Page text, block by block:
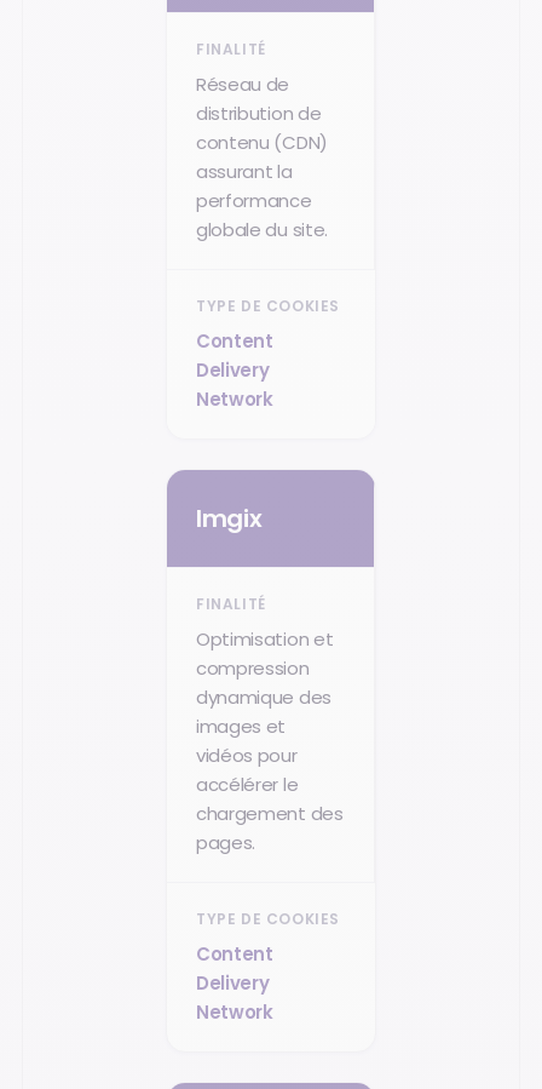
Réseau de
distribution de
contenu (CDN)
assurant la
performance
globale du site.
Content
Delivery
Network
Imgix
Optimisation et
compression
dynamique des
images et
vidéos pour
accélérer le
chargement des
pages.
Content
Delivery
Network